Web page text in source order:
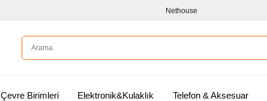
Nethouse
Çevre Birimleri Elektronik&Kulaklık Telefon & Aksesuar